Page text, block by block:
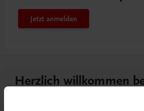
Jetzt anmelden
Herzlich willkommen